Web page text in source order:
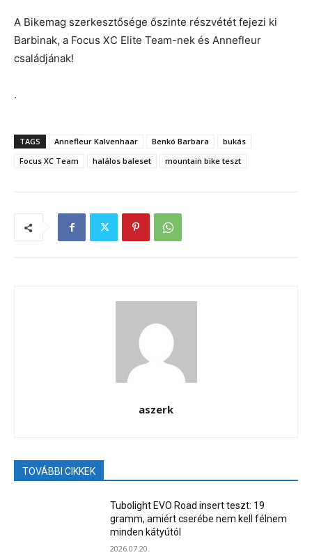
A Bikemag szerkesztősége őszinte részvétét fejezi ki
Barbinak, a Focus XC Elite Team-nek és Annefleur
családjának!
.
TAGS Annefleur Kalvenhaar Benkó Barbara
bukás
Focus XC Team
halálos baleset mountain bike teszt
aszerk
TOVÁBBI CIKKEK
Tubolight EVO Road insert teszt: 19
gramm, amiért cserébe nem kell félnem
minden kátyútól
2026.07.20.